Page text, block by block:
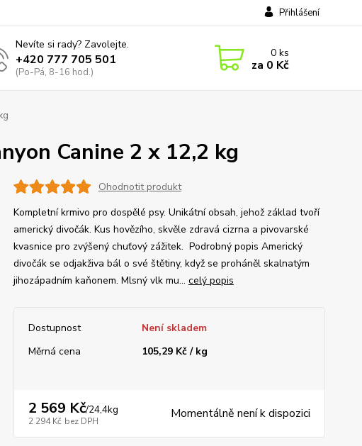
Přihlášení
Nevíte si rady? Zavolejte.
+420 777 705 501
(Po-Pá, 8-16 hod.)
0ks
za 0 Kč
Canine 2 x 12,2 kg
Ohodnotit produkt
Kompletní krmivo pro dospělé psy. Unikátní obsah, jehož základ tvoří
americký divočák. Kus hovězího, skvěle zdravá cizrna a pivovarské
kvasnice pro zvýšený chuťový zážitek. Podrobný popis Americký
divočák se odjakživa bál o své štětiny, když se proháněl skalnatým
jihozápadním kaňonem. Mlsný vlk mu... celý popis
Dostupnost
Není skladem
Měrná cena
105,29 Kč / kg
2 569 Kč/24,4kg
2 294 Kč bez DPH Momentálně není k dispozici